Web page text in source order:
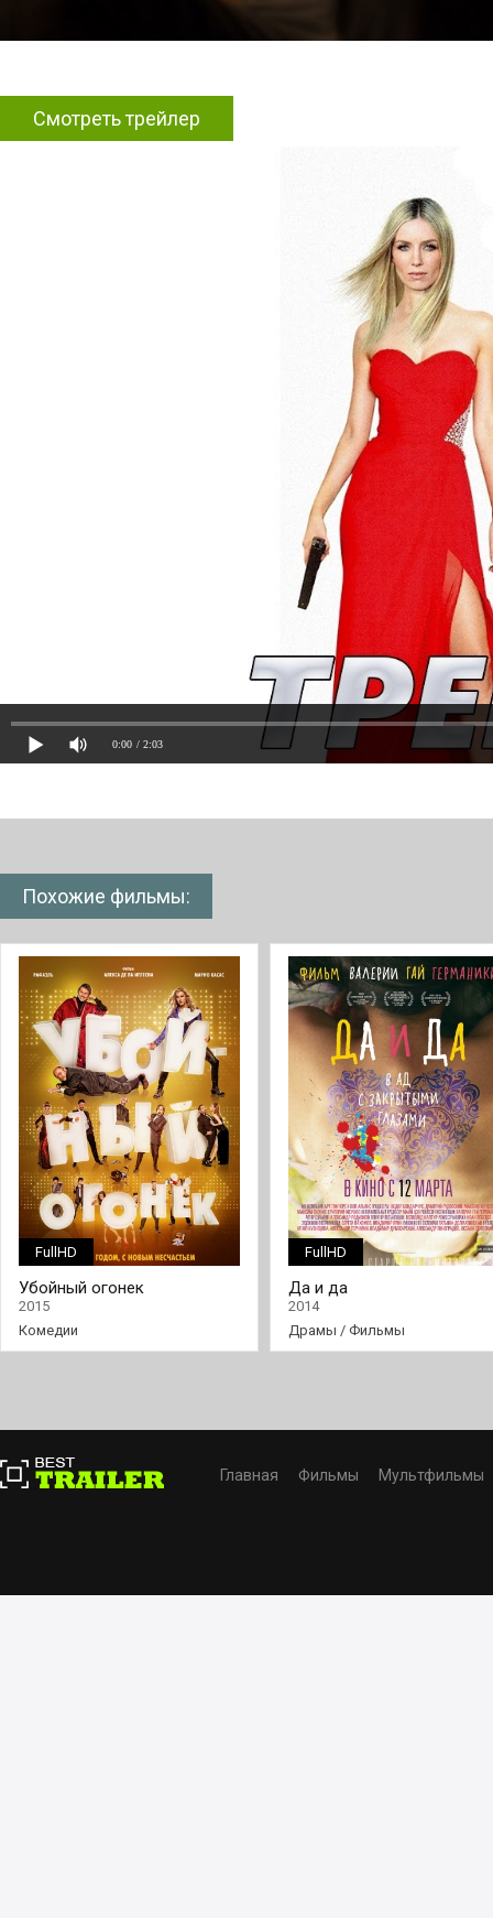
Смотреть трейлер
0:00 / 2:03
Похожие фильмы:
FullHD
Убойный огонек
2015
Комедии
FullHD
Да и да
2014
Драмы / Фильмы
Главная Фильмы Мультфильмы